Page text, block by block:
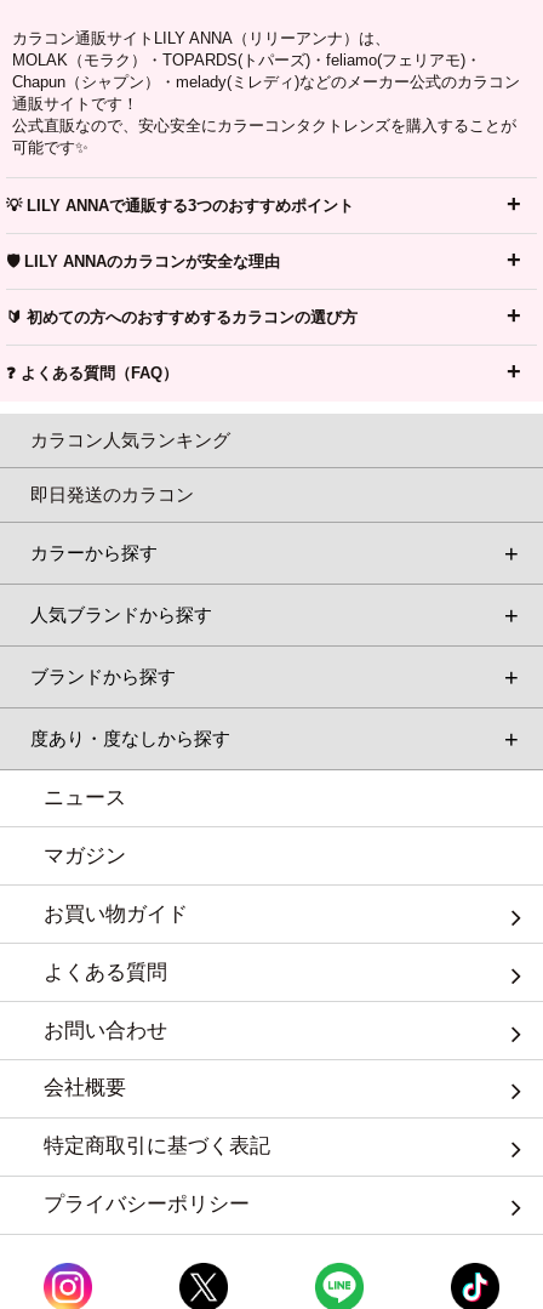
カラコン通販サイトLILY ANNA（リリーアンナ）は、
MOLAK（モラク）・TOPARDS(トパーズ)・feliamo(フェリアモ)・
Chapun（シャプン）・melady(ミレディ)などのメーカー公式のカラコン
通販サイトです！
公式直販なので、安心安全にカラーコンタクトレンズを購入することが
可能です✨
💡 LILY ANNAで通販する3つのおすすめポイント
🛡️ LILY ANNAのカラコンが安全な理由
🔰 初めての方へのおすすめするカラコンの選び方
❓ よくある質問（FAQ）
カラコン人気ランキング
即日発送のカラコン
カラーから探す
人気ブランドから探す
ブランドから探す
度あり・度なしから探す
ニュース
マガジン
お買い物ガイド
よくある質問
お問い合わせ
会社概要
特定商取引に基づく表記
プライバシーポリシー